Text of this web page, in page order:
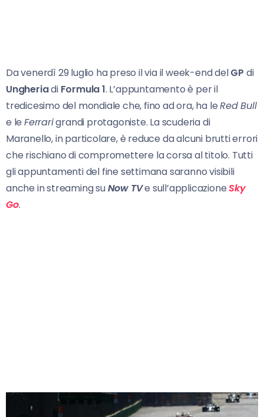
Da venerdì 29 luglio ha preso il via il week-end delGP di
Ungheriadi Formula 1. L’appuntamento è per il
tredicesimo del mondiale che, fino ad ora, ha leRed Bull
e le Ferrarigrandi protagoniste. La scuderia di
Maranello, in particolare, è reduce da alcuni brutti errori
che rischiano di compromettere la corsa al titolo. Tutti
gli appuntamenti del fine settimana saranno visibili
anche in streaming suNow TVe sull’applicazioneSky
Go.